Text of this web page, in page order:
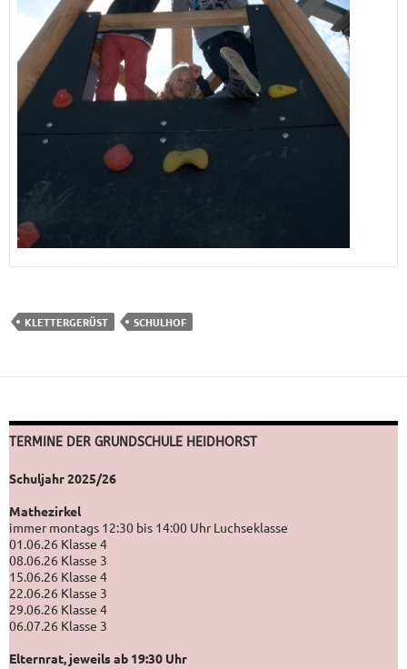
KLETTERGERÜST SCHULHOF
TERMINE DER GRUNDSCHULE HEIDHORST
Schuljahr 2025/26
Mathezirkel
immer montags 12:30 bis 14:00 Uhr Luchseklasse
01.06.26 Klasse 4
08.06.26 Klasse 3
15.06.26 Klasse 4
22.06.26 Klasse 3
29.06.26 Klasse 4
06.07.26 Klasse 3
Elternrat, jeweils ab 19:30 Uhr